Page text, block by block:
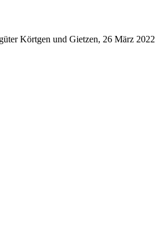
Körtgen und Gietzen, 26 März 2022